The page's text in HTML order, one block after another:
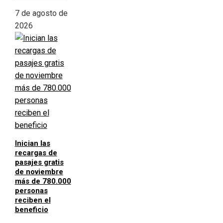
7 de agosto de
2026
Inician las
recargas de
pasajes gratis
de noviembre
más de 780.000
personas
reciben el
beneficio